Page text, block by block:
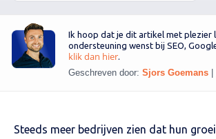
Ik hoop dat je dit artikel met plezier
ondersteuning wenst bij SEO,
klik dan hier
Geschreven door: Sjors Goemans |
Steeds meer bedrijven zien dat hun